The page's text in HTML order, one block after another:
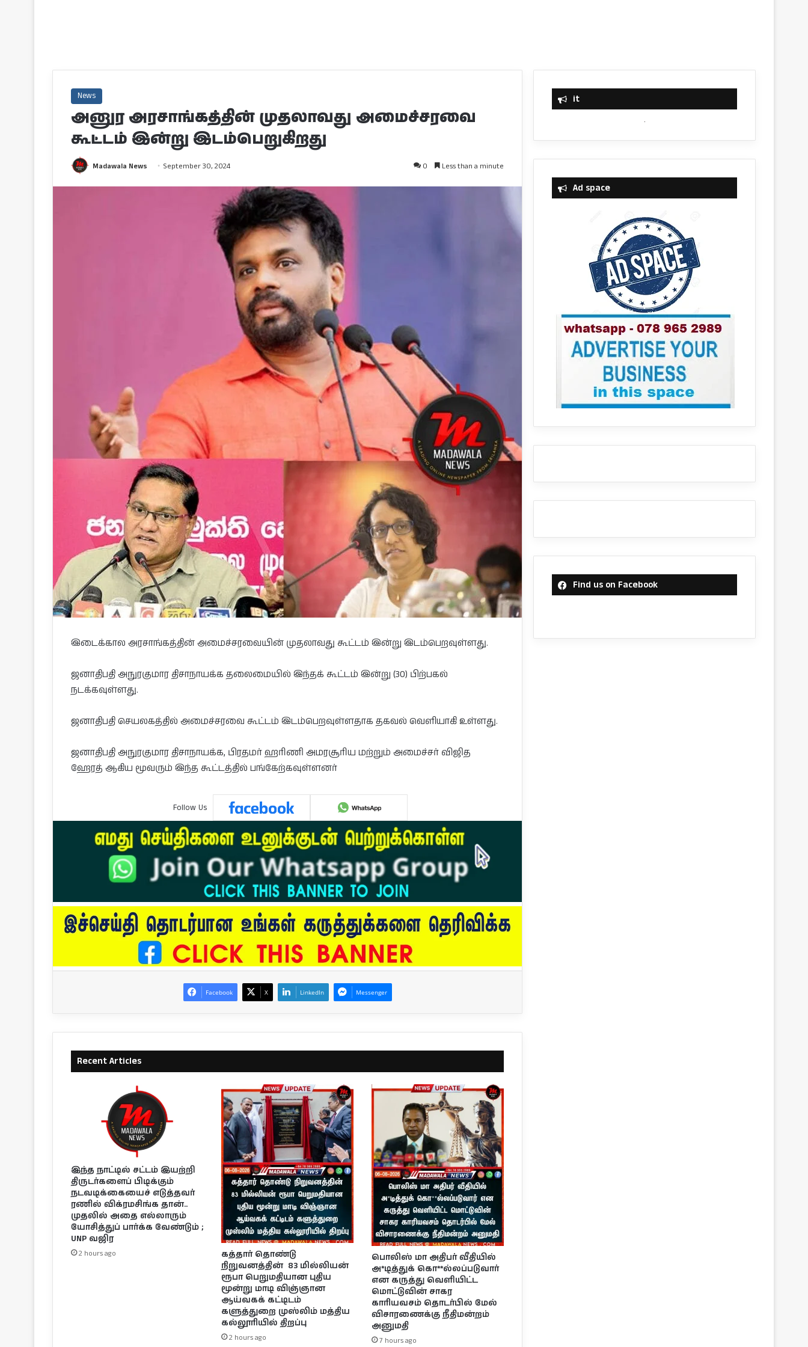
News
அனுர அரசாங்கத்தின் முதலாவது அமைச்சரவை
கூட்டம் இன்று இடம்பெறுகிறது
Madawala News September 30, 2024 0 Less than a minute
இடைக்கால அரசாங்கத்தின் அமைச்சரவையின் முதலாவது கூட்டம் இன்று இடம்பெறவுள்ளது.
ஜனாதிபதி அநுரகுமார திசாநாயக்க தலைமையில் இந்தக் கூட்டம் இன்று (30) பிற்பகல்
நடக்கவுள்ளது.
ஜனாதிபதி செயலகத்தில் அமைச்சரவை கூட்டம் இடம்பெறவுள்ளதாக தகவல் வெளியாகி உள்ளது.
ஜனாதிபதி அநுரகுமார திசாநாயக்க, பிரதமர் ஹரிணி அமரசூரிய மற்றும் அமைச்சர் விஜித
ஹேரத் ஆகிய மூவரும் இந்த கூட்டத்தில் பங்கேற்கவுள்ளனர்
Follow Us
Facebook X LinkedIn Messenger
Recent Articles
இந்த நாட்டில் சட்டம் இயற்றி
திருடர்களைப் பிடிக்கும்
நடவடிக்கையைச் எடுத்தவர்
ரணில் விக்ரமசிங்க தான்..
முதலில் அதை எல்லாரும்
யோசித்துப் பார்க்க வேண்டும் ;
UNP வஜிர
2 hours ago
கத்தார் தொண்டு
நிறுவனத்தின் 83 மில்லியன்
ரூபா பெறுமதியான புதிய
மூன்று மாடி விஞ்ஞான
ஆய்வகக் கட்டிடம்
களுத்துறை முஸ்லிம் மத்திய
கல்லூரியில் திறப்பு
2 hours ago
பொலிஸ் மா அதிபர் வீதியில்
அ*டித்துக் கொ**ல்லப்படுவார்
என கருத்து வெளியிட்ட
மொட்டுவின் சாகர
காரியவசம் தொடர்பில் மேல்
விசாரணைக்கு நீதிமன்றம்
அனுமதி
7 hours ago
it
Ad space
Find us on Facebook